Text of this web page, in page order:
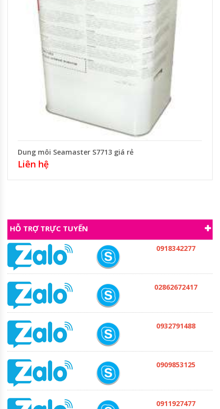
Dung môi Seamaster S7713 giá rẻ
Liên hệ
HỖ TRỢ TRỰC TUYẾN
0918342277
02862672417
0932791488
0909853125
0911927477